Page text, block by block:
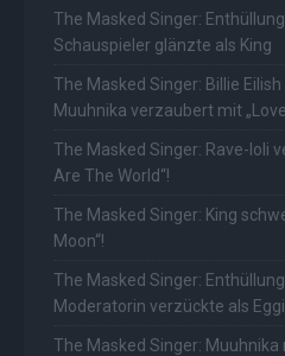
The Masked Singer:
Schauspieler glänzte als King
The Masked Singer: Billie
Muuhnika verzaubert mit
The Masked Singer: Rave-Ioli
Are The World“!
The Masked Singer: King
Moon“!
The Masked Singer:
Moderatorin verzückte als Eggi
The Masked Singer: Muuhnika